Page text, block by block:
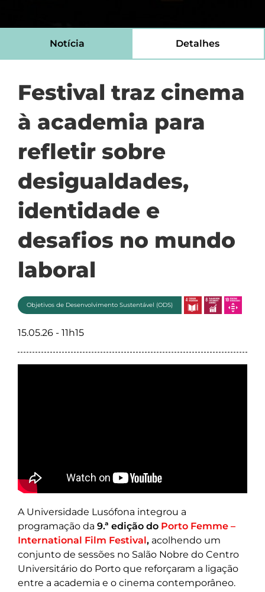
Notícia Detalhes
Festival traz cinema
à academia para
refletir sobre
desigualdades,
identidade e
desafios no mundo
laboral
Objetivos de Desenvolvimento Sustentável (ODS)
15.05.26 - 11h15
A Universidade Lusófona integrou a
programação da 9.ª edição do Porto Femme –
International Film Festival, acolhendo um
conjunto de sessões no Salão Nobre do Centro
Universitário do Porto que reforçaram a ligação
entre a academia e o cinema contemporâneo.